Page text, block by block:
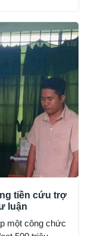
tiền cứu trợ
luận
một công chức